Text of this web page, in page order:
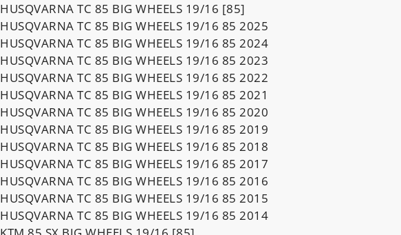
HUSQVARNA TC 85 BIG WHEELS 19/16 [85]
HUSQVARNA TC 85 BIG WHEELS 19/16 85 2025
HUSQVARNA TC 85 BIG WHEELS 19/16 85 2024
HUSQVARNA TC 85 BIG WHEELS 19/16 85 2023
HUSQVARNA TC 85 BIG WHEELS 19/16 85 2022
HUSQVARNA TC 85 BIG WHEELS 19/16 85 2021
HUSQVARNA TC 85 BIG WHEELS 19/16 85 2020
HUSQVARNA TC 85 BIG WHEELS 19/16 85 2019
HUSQVARNA TC 85 BIG WHEELS 19/16 85 2018
HUSQVARNA TC 85 BIG WHEELS 19/16 85 2017
HUSQVARNA TC 85 BIG WHEELS 19/16 85 2016
HUSQVARNA TC 85 BIG WHEELS 19/16 85 2015
HUSQVARNA TC 85 BIG WHEELS 19/16 85 2014